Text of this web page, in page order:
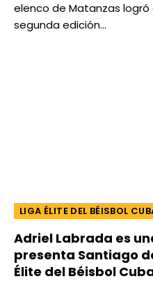
elenco de Matanzas
segunda edición…
LIGA ÉLITE DEL BÉISBOL
Adriel Labrada es
presenta Santiago
Élite del Béisbol